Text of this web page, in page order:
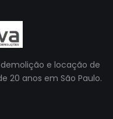
e locação de
20 anos em São Paulo.